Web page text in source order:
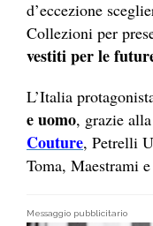
d’eccezione
Collezioni per
vestiti per le
L’Italia
e uomo, grazie
Couture, Petrelli
Toma, Maestrami
Messaggio pubblicitario